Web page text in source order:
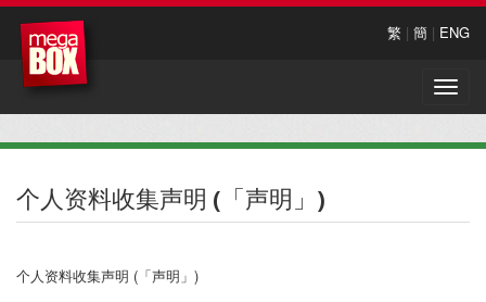
繁 | 簡 | ENG
Toggle
个人资料收集声明 (「声明」)
个人资料收集声明 (「声明」)